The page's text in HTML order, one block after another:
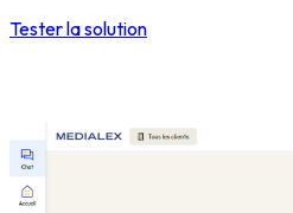
Tester la solution